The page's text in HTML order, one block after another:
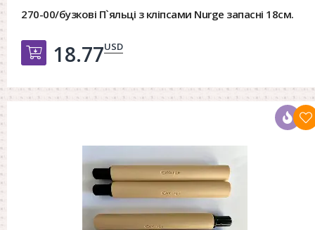
270-00/бузкові П`яльці з кліпсами Nurge запасні 18см.
Добавить в корзину
18.77USD